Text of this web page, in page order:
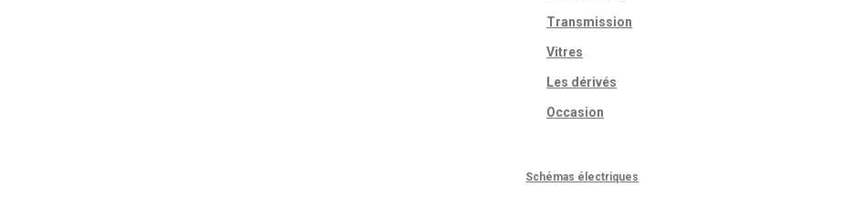
Transmission
Vitres
Les dérivés
Occasion
Schémas électriques